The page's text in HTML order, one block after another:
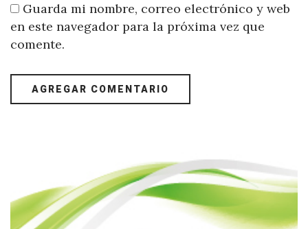
Guarda mi nombre, correo electrónico y web
en este navegador para la próxima vez que
comente.